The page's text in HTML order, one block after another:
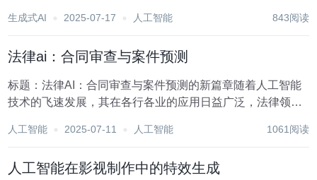
一项重要技术，知识图谱以其独特的语义网络结构，为机器
生成式AI 2025-07-17 人工智能 843阅读
法律ai：合同审查与案件预测
标题：法律AI：合同审查与案件预测的新篇章随着人工智能
技术的飞速发展，其在各行各业的应用日益广泛，法律领域
步改变着传统法律服务行业的面貌，尤其在合同审查和案件
人工智能 2025-07-11 人工智能 1061阅读
人工智能在影视制作中的特效生成